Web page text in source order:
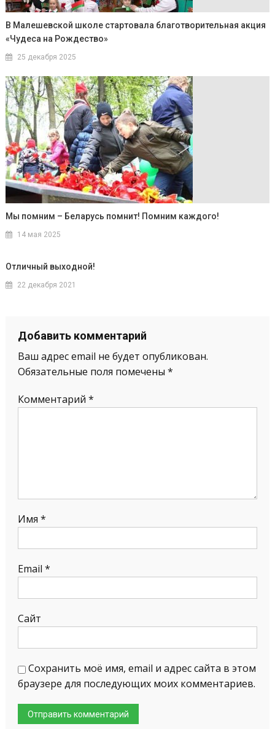
В Малешевской школе стартовала благотворительная акция
«Чудеса на Рождество»
25 декабря 2025
Мы помним – Беларусь помнит! Помним каждого!
14 мая 2025
Отличный выходной!
22 декабря 2021
Добавить комментарий
Ваш адрес email не будет опубликован.
Обязательные поля помечены *
Комментарий *
Имя *
Email *
Сайт
Сохранить моё имя, email и адрес сайта в этом
браузере для последующих моих комментариев.